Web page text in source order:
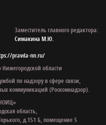
Заместитель главного редактора:
Симакина М.Ю.
pravda-nn.ru/
области
по надзору в сфере связи,
коммуникаций (Роскомнадзор).
область,
д.151 Б, помещение 5